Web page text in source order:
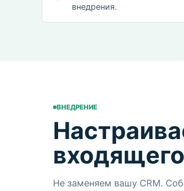
внедрения.
ВНЕДРЕНИЕ
Не заменяем вашу CRM.